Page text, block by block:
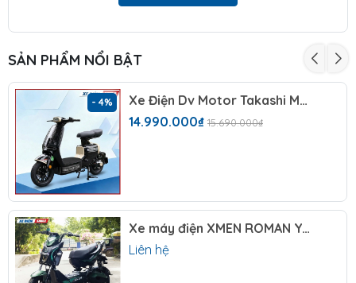
Đầu Của Người Yêu Xe Điện
1. Xe sở hữu động cơ mạnh mẽ, vận tốc đỉnh
cao
Thông số kỹ thuật:
Trải nghiệm cảm giác lái xe đầy hứng khởi và
chinh phục mọi thử thách trên đường đi cùng
xe điện hottrend VC nhờ những thông số kỹ
thuật vượt trội mà dòng xe này mang lại. Để
hiểu rõ hơn về sức mạnh này, mời bạn tham
SẢN PHẨM NỔI BẬT
- 4%
Xe Điện Dv Motor Takashi Money Pro (60V-23Ah) 5 Bình
14.990.000₫ 15.690.000₫
Xe máy điện XMEN ROMAN YAKA
Liên hệ